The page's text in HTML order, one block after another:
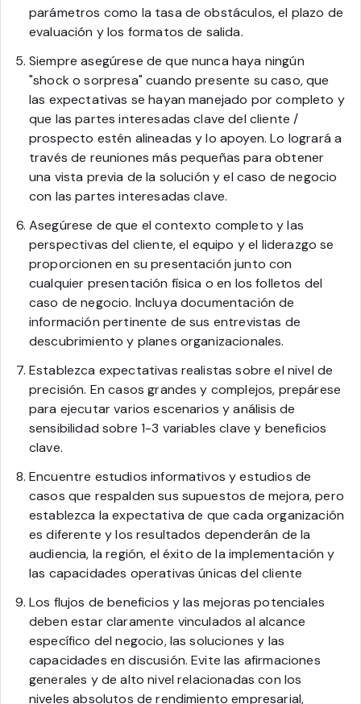
parámetros como la tasa de obstáculos, el plazo de
evaluación y los formatos de salida.
Siempre asegúrese de que nunca haya ningún
"shock o sorpresa" cuando presente su caso, que
las expectativas se hayan manejado por completo y
que las partes interesadas clave del cliente /
prospecto estén alineadas y lo apoyen. Lo logrará a
través de reuniones más pequeñas para obtener
una vista previa de la solución y el caso de negocio
con las partes interesadas clave.
Asegúrese de que el contexto completo y las
perspectivas del cliente, el equipo y el liderazgo se
proporcionen en su presentación junto con
cualquier presentación física o en los folletos del
caso de negocio. Incluya documentación de
información pertinente de sus entrevistas de
descubrimiento y planes organizacionales.
Establezca expectativas realistas sobre el nivel de
precisión. En casos grandes y complejos, prepárese
para ejecutar varios escenarios y análisis de
sensibilidad sobre 1-3 variables clave y beneficios
clave.
Encuentre estudios informativos y estudios de
casos que respalden sus supuestos de mejora, pero
establezca la expectativa de que cada organización
es diferente y los resultados dependerán de la
audiencia, la región, el éxito de la implementación y
las capacidades operativas únicas del cliente
Los flujos de beneficios y las mejoras potenciales
deben estar claramente vinculados al alcance
específico del negocio, las soluciones y las
capacidades en discusión. Evite las afirmaciones
generales y de alto nivel relacionadas con los
niveles absolutos de rendimiento empresarial,